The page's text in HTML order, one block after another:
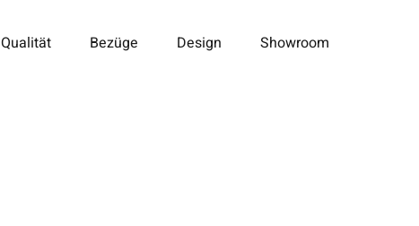
Qualität Bezüge Design Showroom